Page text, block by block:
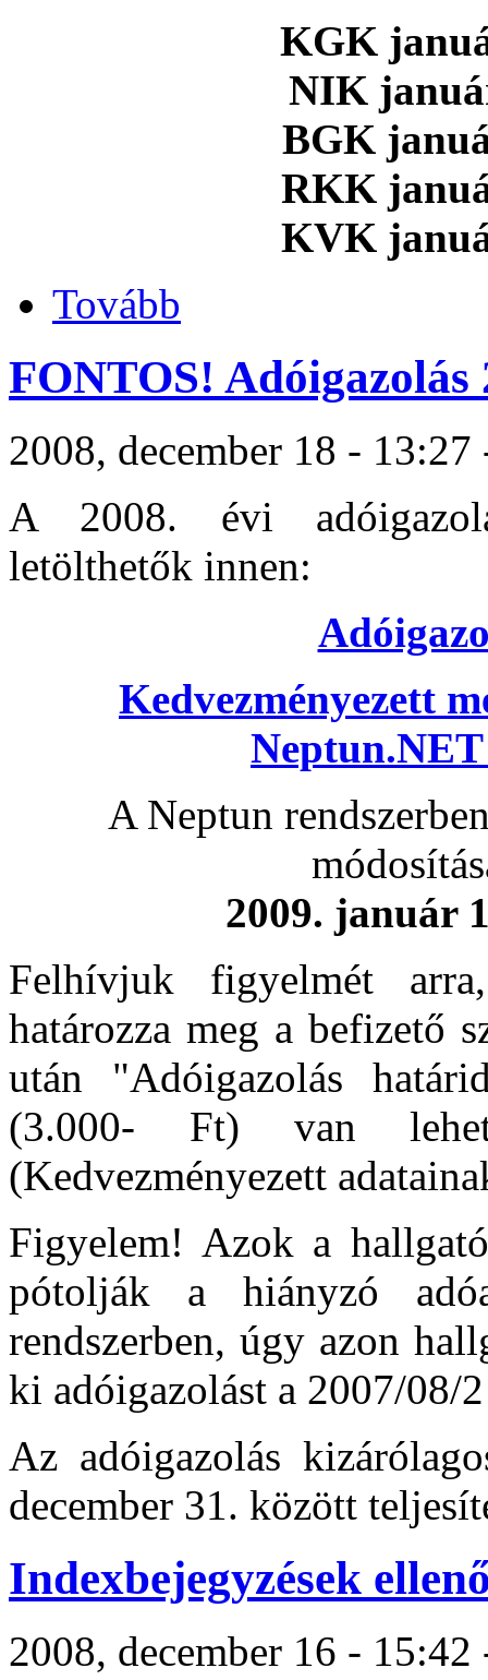
KGK
NIK
BGK
RKK
KVK
Tovább
FONTOS! Adóigazolás
2008, december 18 -
A 2008. évi
letölthetők innen:
Kedvezményezett
A Neptun
2009. január
Felhívjuk figyelmét
határozza meg a befizető
után "Adóigazolás
(3.000- Ft) van
(Kedvezményezett
Figyelem! Azok a
pótolják a hiányzó
rendszerben, úgy azon
ki adóigazolást a 2007/08/
Az adóigazolás
december 31. között
Indexbejegyzések
2008, december 16 -